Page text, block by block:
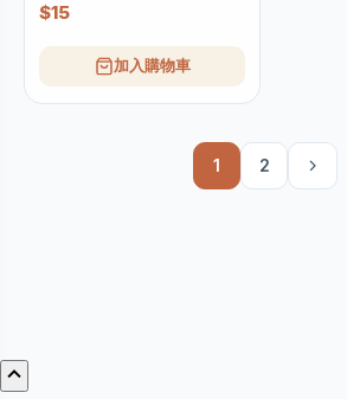
$15
加入購物車
1 2